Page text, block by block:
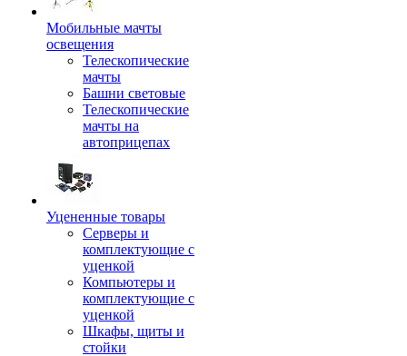
Мобильные мачты
освещения
Телескопические
мачты
Башни световые
Телескопические
мачты на
автоприцепах
Уцененные товары
Серверы и
комплектующие с
уценкой
Компьютеры и
комплектующие с
уценкой
Шкафы, щиты и
стойки